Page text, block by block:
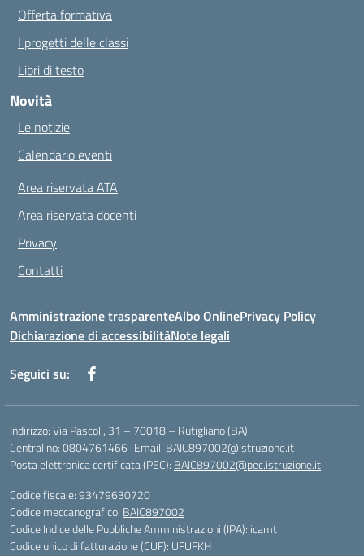
Offerta formativa
I progetti delle classi
Libri di testo
Novità
Le notizie
Calendario eventi
Area riservata ATA
Area riservata docenti
Privacy
Contatti
Amministrazione trasparenteAlbo OnlinePrivacy Policy
Dichiarazione di accessibilitàNote legali
Seguici su:
Indirizzo:Via Pascoli, 31 – 70018 – Rutigliano (BA)
Centralino:0804761466 Email: BAIC897002@istruzione.it
Posta elettronica certificata (PEC): BAIC897002@pec.istruzione.it
Codice fiscale: 93479630720
Codice meccanografico: BAIC897002
Codice Indice delle Pubbliche Amministrazioni (IPA): icamt
Codice unico di fatturazione (CUF): UFUFKH